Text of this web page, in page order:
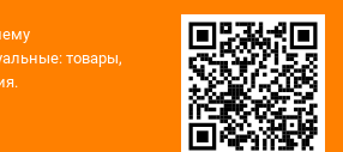
товары,